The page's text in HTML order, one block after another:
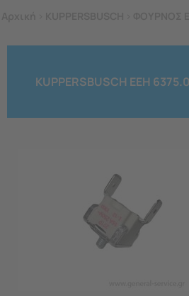
KUPPERSBUSCH EEH